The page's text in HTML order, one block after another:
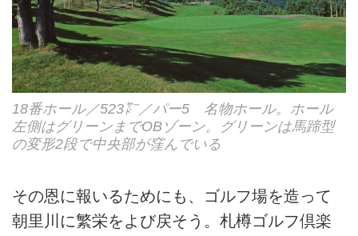
18番ホール／523㍎／パー5 名物ホール。ホール
左側はグリーンまでOBゾーン。グリーンは馬蹄型
の変形2段で中央部が窪んでいる
その恩に報いるためにも、ゴルフ場を造って
朝里川に繁栄をよび戻そう。札樽ゴルフ倶楽